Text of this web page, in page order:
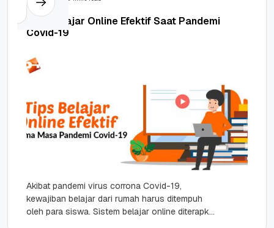
Tips Belajar Online Efektif Saat Pandemi
Covid-19
Akibat pandemi virus corrona Covid-19,
kewajiban belajar dari rumah harus ditempuh
oleh para siswa. Sistem belajar online diterapkan